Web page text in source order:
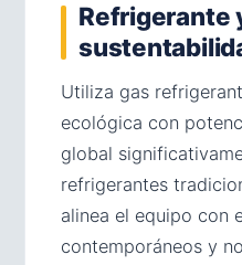
Refrigerante
Utiliza gas
ecológica con
global
refrigerantes
alinea el equipo con
contemporáneos y